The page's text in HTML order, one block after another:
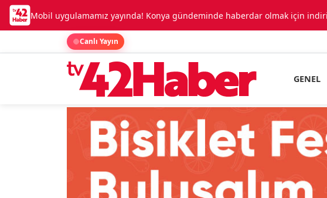
Mobil uygulamamız yayında! Konya gündeminde haberdar olmak için
Canlı Yayın
GENEL